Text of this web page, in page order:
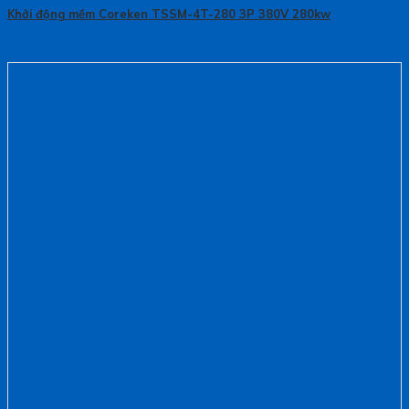
Khởi động mềm Coreken TSSM-4T-280 3P 380V 280kw